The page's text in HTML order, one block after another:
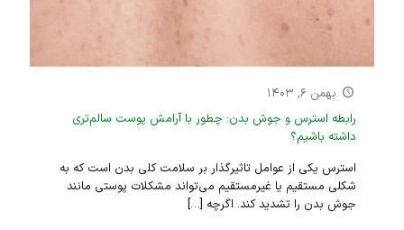
بهمن ۶, ۱۴۰۳
رابطه استرس و جوش بدن: چطور با آرامش پوست سالم‌تری
داشته باشیم؟
استرس یکی از عوامل تاثیرگذار بر سلامت کلی بدن است که به
شکلی مستقیم یا غیرمستقیم می‌تواند مشکلات پوستی مانند
جوش بدن را تشدید کند. اگرچه […]